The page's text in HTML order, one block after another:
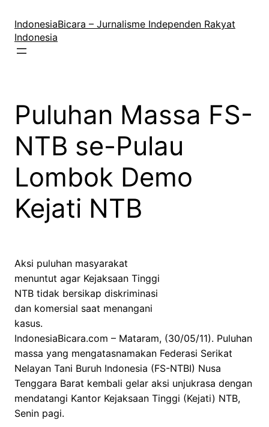
konten
IndonesiaBicara – Jurnalisme Independen Rakyat
Indonesia
Puluhan Massa FS-
NTB se-Pulau
Lombok Demo
Kejati NTB
Aksi puluhan masyarakat
menuntut agar Kejaksaan Tinggi
NTB tidak bersikap diskriminasi
dan komersial saat menangani
kasus.
IndonesiaBicara.com – Mataram, (30/05/11). Puluhan
massa yang mengatasnamakan Federasi Serikat
Nelayan Tani Buruh Indonesia (FS-NTBI) Nusa
Tenggara Barat kembali gelar aksi unjukrasa dengan
mendatangi Kantor Kejaksaan Tinggi (Kejati) NTB,
Senin pagi.